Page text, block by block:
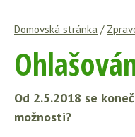
Domovská stránka /
Od 2.5.2018 se
možnosti?